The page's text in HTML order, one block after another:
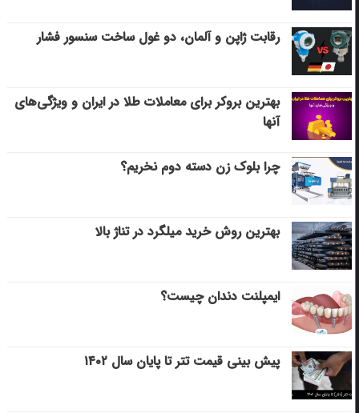
رقابت ژاپن و آلمان، دو غول ساخت سنسور فشار
بهترین بروکر برای معاملات طلا در ایران و ویژگی‌های
آنها
چرا بلوک زن دسته دوم نخریم؟
بهترین روش خرید میلگرد در تناژ بالا
ایمپلنت دندان چیست؟
پیش بینی قیمت تتر تا پایان سال ۱۴۰۲